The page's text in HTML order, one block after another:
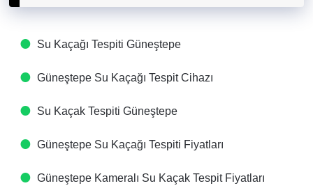
Su Kaçağı Tespiti​ Güneştepe
Güneştepe Su Kaçağı Tespit Cihazı​
Su Kaçak Tespiti​ Güneştepe
Güneştepe Su Kaçağı Tespiti Fiyatları​
Güneştepe Kameralı Su Kaçak Tespit Fiyatları​